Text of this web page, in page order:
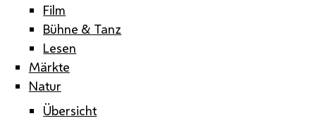
Film
Bühne & Tanz
Lesen
Märkte
Natur
Übersicht